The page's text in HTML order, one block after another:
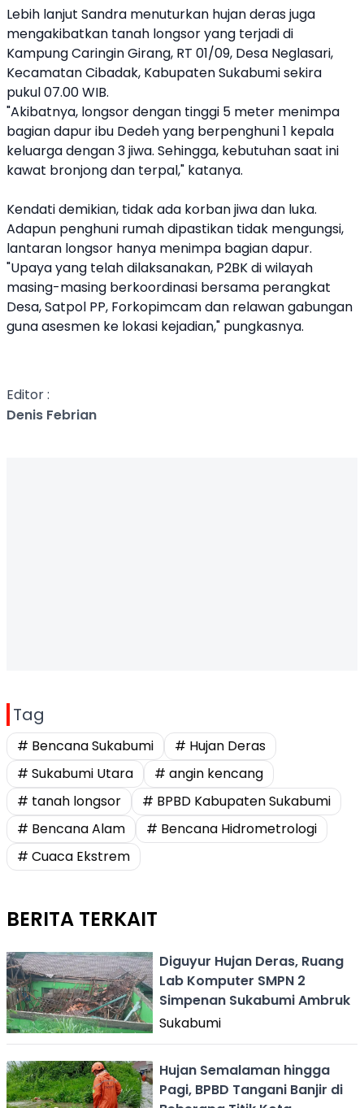
Lebih lanjut Sandra menuturkan hujan deras juga
mengakibatkan tanah longsor yang terjadi di
Kampung Caringin Girang, RT 01/09, Desa Neglasari,
Kecamatan Cibadak, Kabupaten Sukabumi sekira
pukul 07.00 WIB.
"Akibatnya, longsor dengan tinggi 5 meter menimpa
bagian dapur ibu Dedeh yang berpenghuni 1 kepala
keluarga dengan 3 jiwa. Sehingga, kebutuhan saat ini
kawat bronjong dan terpal," katanya.
Kendati demikian, tidak ada korban jiwa dan luka.
Adapun penghuni rumah dipastikan tidak mengungsi,
lantaran longsor hanya menimpa bagian dapur.
"Upaya yang telah dilaksanakan, P2BK di wilayah
masing-masing berkoordinasi bersama perangkat
Desa, Satpol PP, Forkopimcam dan relawan gabungan
guna asesmen ke lokasi kejadian," pungkasnya.
Editor :
Denis Febrian
Tag
# Bencana Sukabumi
# Hujan Deras
# Sukabumi Utara
# angin kencang
# tanah longsor
# BPBD Kabupaten Sukabumi
# Bencana Alam
# Bencana Hidrometrologi
# Cuaca Ekstrem
BERITA TERKAIT
Diguyur Hujan Deras, Ruang
Lab Komputer SMPN 2
Simpenan Sukabumi Ambruk
Sukabumi
Hujan Semalaman hingga
Pagi, BPBD Tangani Banjir di